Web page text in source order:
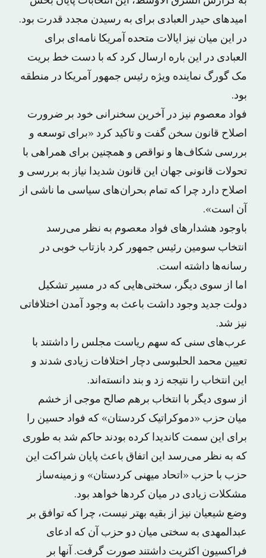
امیدهای حیدر العبادی برای به رسیدن مجدد قدرت بود.
در این میان نیز ایالات متحده آمریکا نامه‌ای برای
العبادی در این باره ارسال کرد که با دست خط بریت
مک گورگ نماینده ویژه رئیس جمهور آمریکا در منطقه
بود.
فواد معصوم نیز در آخرین سخنرانی خود بر ضرورت
اصلاح قانون سخن گفت و تاکید کرد «برای توسعه و
بررسی شکاف‌ها و نواقص و همچنین برای همراهی با
تحولات قانونی جهان این قانون شدیدا نیاز به بررسی و
اصلاح دارد چرا که تمام بحران‌های سیاسی ما ناشی از
آن است».
باوجود هشدارهای فواد معصوم به نظر می‌رسد
انتخاب سومین رئیس جمهور کرد بازتاب خوبی در
رسانه‌ها داشته است.
اما از سوی دیگر، سختی‌هایی که در مسیر تشکیل
دولت جدید وجود داشت باعث به وجود آمدن اختلافاتی
نیز شد.
عرب‌های سنی که سهم ریاست مجلس را داشتند با
تعیین محمد الحلبوسی دچار اختلافات زیادی شدند و
این انتخاب را نتیجه زد و بند دانسته‌اند.
از سوی دیگر با انتخاب برهم صالح موجی از خشم
میان حزب «دموکراتیک کردستان» که فواد حسین را
برای این سمت کاندیدا کرده بودند حاکم شد به طوری
که به نظر می‌رسد این اتفاق باعث پایان شراکت این
حزب با حزب «اتحاد میهنی کردستان» و زمینه‌ساز
مشکلات زیادی در میان کردها خواهد بود.
وضع شیعیان نیز از بقیه بهتر نیست، چرا که توافق بر
عبدالمهدی به سختی میان دو حزب آن که ادعای
فراکسیون اکثریت داشتند صورت گرفت. آنها بر